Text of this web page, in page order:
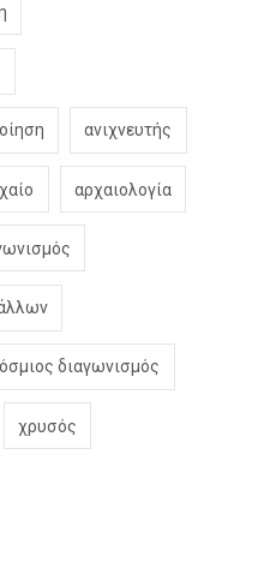
ανιχνευτής
αρχαιολογία
διαγωνισμός
χρυσός